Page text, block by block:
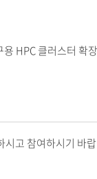
HPC 클러스터 확
시고 참여하시기 바